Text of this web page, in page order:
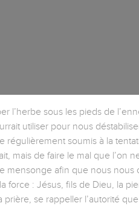
l’herbe sous les pieds de
utiliser pour nous
soumis à la
mais de faire le mal que l’on
mensonge afin que nous nous
force : Jésus, fils de Dieu, la
se rappeller l’autorité